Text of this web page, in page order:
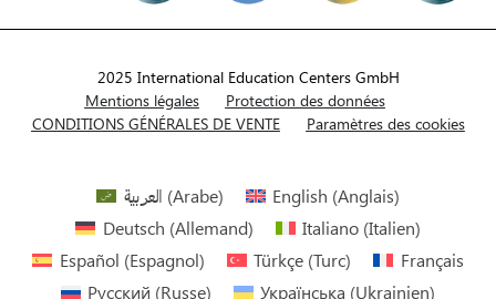
2025 International Education Centers GmbH
Mentions légales
Protection des données
CONDITIONS GÉNÉRALES DE VENTE
Paramètres des cookies
العربية (Arabe) English (Anglais)
Deutsch (Allemand) Italiano(Italien)
Español (Espagnol) Türkçe (Turc)
Français
Русский (Russe) Українська (Ukrainien)